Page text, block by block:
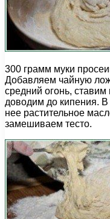
300 грамм муки
Добавляем чайную
средний огонь,
доводим до кипения.
нее растительное
замешиваем тесто.